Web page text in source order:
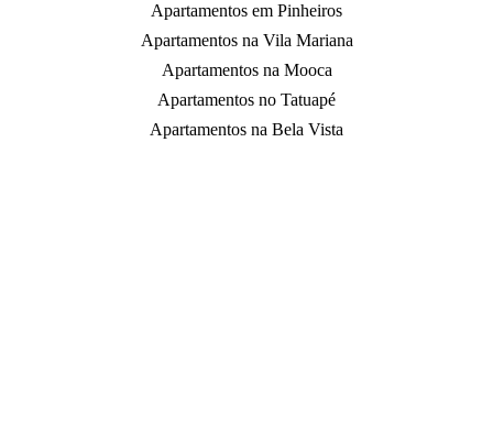
Apartamentos em Pinheiros
Apartamentos na Vila Mariana
Apartamentos na Mooca
Apartamentos no Tatuapé
Apartamentos na Bela Vista